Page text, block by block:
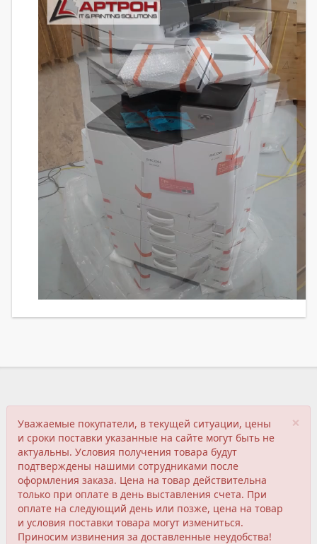
×
Уважаемые покупатели, в текущей ситуации, цены
и сроки поставки указанные на сайте могут быть не
актуальны. Условия получения товара будут
подтверждены нашими сотрудниками после
оформления заказа. Цена на товар действительна
только при оплате в день выставления счета. При
оплате на следующий день или позже, цена на товар
и условия поставки товара могут измениться.
Приносим извинения за доставленные неудобства!